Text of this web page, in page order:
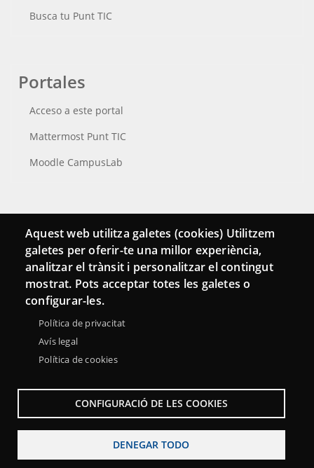
Busca tu Punt TIC
Portales
Acceso a este portal
Mattermost Punt TIC
Moodle CampusLab
Conecta
Contacto
Hemeroteca
Aquest web utilitza galetes (cookies) Utilitzem
galetes per oferir-te una millor experiència,
analitzar el trànsit i personalitzar el contingut
mostrat. Pots acceptar totes les galetes o
configurar-les.
Política de privacitat
Avís legal
Política de cookies
CONFIGURACIÓ DE LES COOKIES
DENEGAR TODO